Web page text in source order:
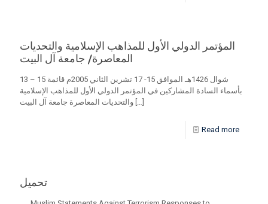
المؤتمر الدولي الأول للمذاهب الإسلامية والتحديات
المعاصرة/ جامعة آل البيت
13 – 15 شوال 1426هـ الموافق 15- 17 تشرين الثاني 2005م قائمة
بأسماء السادة المشاركين في المؤتمر الدولي الأول للمذاهب الإسلامية
والتحديات المعاصرة جامعة آل البيت […]
Read more
تحميل